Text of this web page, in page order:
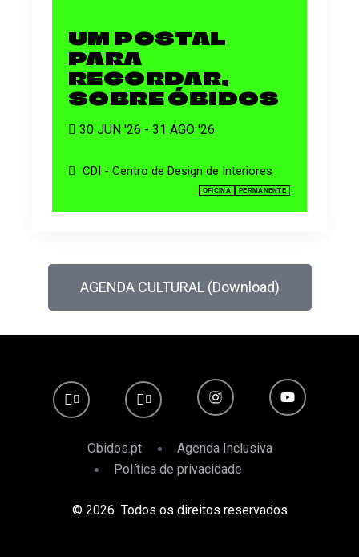
30 JUN '26 - 31 AGO '26
UM POSTAL
PARA
RECORDAR,
SOBRE ÓBIDOS
CDI - Centro de Design de Interiores
OFICINA PERMANENTE
AGENDA CULTURAL (Download)
Obidos.pt
Agenda Inclusiva
Política de privacidade
© 2026 Todos os direitos reservados